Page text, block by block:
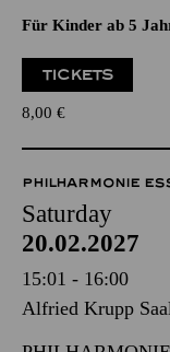
Für Kinder ab 5
TICKETS
8,00 €
PHILHARMONIE
Saturday
20.02.2027
15:01 - 16:00
Alfried Krupp